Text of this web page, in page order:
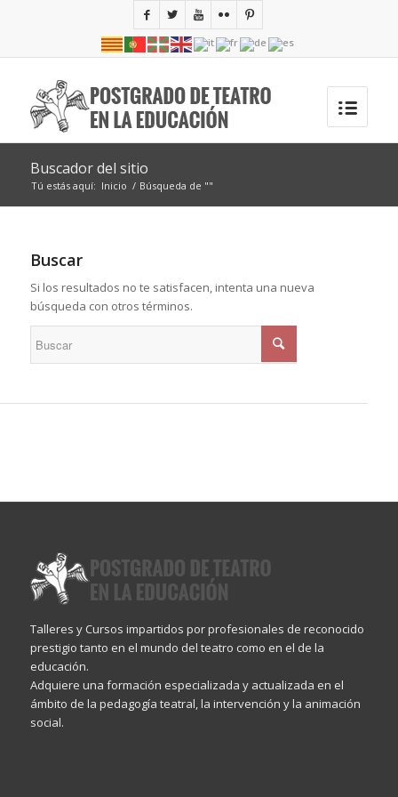
Buscador del sitio
Tú estás aquí: Inicio / Búsqueda de ""
Buscar
Si los resultados no te satisfacen, intenta una nueva
búsqueda con otros términos.
Talleres y Cursos impartidos por profesionales de reconocido
prestigio tanto en el mundo del teatro como en el de la
educación.
Adquiere una formación especializada y actualizada en el
ámbito de la pedagogía teatral, la intervención y la animación
social.